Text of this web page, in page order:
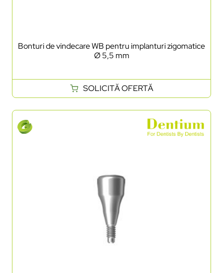
Bonturi de vindecare WB pentru implanturi zigomatice
Ø 5,5 mm
SOLICITĂ OFERTĂ